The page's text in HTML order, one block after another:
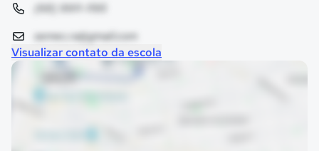
(68) 9911-1195
semec.ra@gmail.com
Visualizar contato da escola